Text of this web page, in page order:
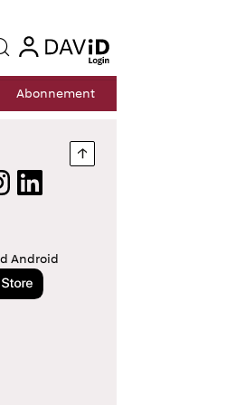
login
Abonnement
Nach oben springen
LinkedIn
Android
Store